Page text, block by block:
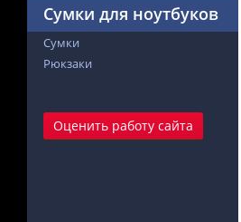
Сумки для ноутбуков
Сумки
Рюкзаки
Оценить работу сайта